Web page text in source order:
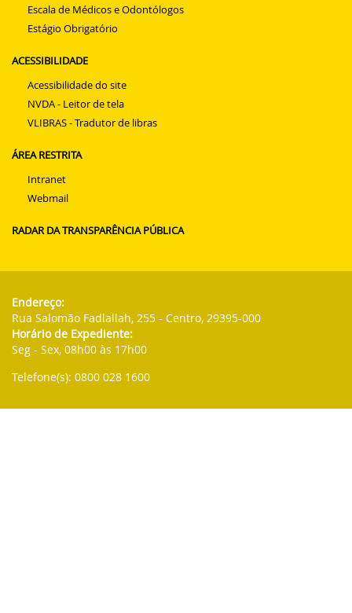
Escala de Médicos e Odontólogos
Estágio Obrigatório
ACESSIBILIDADE
Acessibilidade do site
NVDA - Leitor de tela
VLIBRAS - Tradutor de libras
ÁREA RESTRITA
Intranet
Webmail
RADAR DA TRANSPARÊNCIA PÚBLICA
Endereço:
Rua Salomão Fadlallah, 255 - Centro, 29395-000
Horário de Expediente:
Seg - Sex, 08h00 às 17h00
Telefone(s): 0800 028 1600